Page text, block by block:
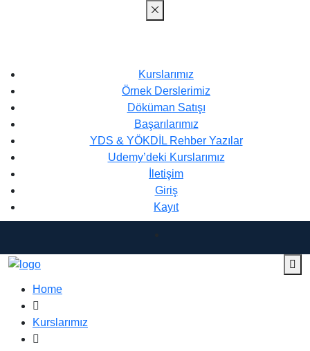
Kurslarımız
Örnek Derslerimiz
Döküman Satışı
Başarılarımız
YDS & YÖKDİL Rehber Yazılar
Udemy’deki Kurslarımız
İletişim
Giriş
Kayıt
Home
Kurslarımız